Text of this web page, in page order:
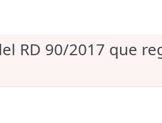
RD 90/2017 que